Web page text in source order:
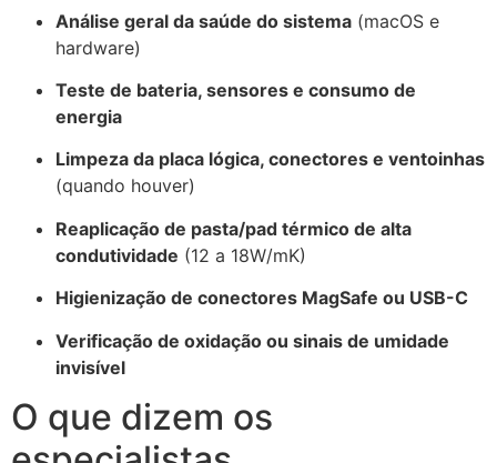
Análise geral da saúde do sistema (macOS e
hardware)
Teste de bateria, sensores e consumo de
energia
Limpeza da placa lógica, conectores e ventoinhas
(quando houver)
Reaplicação de pasta/pad térmico de alta
condutividade (12 a 18W/mK)
Higienização de conectores MagSafe ou USB-C
Verificação de oxidação ou sinais de umidade
invisível
O que dizem os